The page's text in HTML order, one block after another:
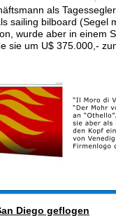
als
sailing bilboard (Segel
wurde aber in einem
sie um U$ 375.000,-
Diego geflogen